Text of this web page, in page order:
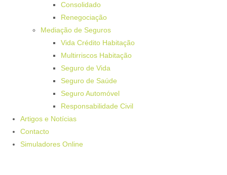
Consolidado
Renegociação
Mediação de Seguros
Vida Crédito Habitação
Multirriscos Habitação
Seguro de Vida
Seguro de Saúde
Seguro Automóvel
Responsabilidade Civil
Artigos e Notícias
Contacto
Simuladores Online